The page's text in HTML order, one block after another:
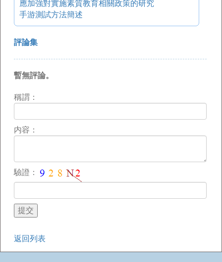
應加強對實施素質教育相關政策的研究
手游測試方法簡述
評論集
暫無評論。
稱謂：
内容：
驗證：
返回列表